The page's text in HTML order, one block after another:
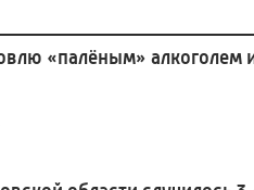
«палёным» алкоголем